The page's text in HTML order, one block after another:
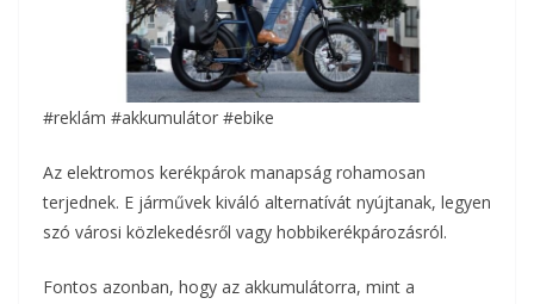
#reklám #akkumulátor #ebike
Az elektromos kerékpárok manapság rohamosan
terjednek. E járművek kiváló alternatívát nyújtanak, legyen
szó városi közlekedésről vagy hobbikerékpározásról.
Fontos azonban, hogy az akkumulátorra, mint a